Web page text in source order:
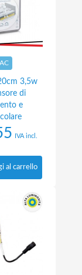
3,5w
di
e
IVA incl.
al carrello